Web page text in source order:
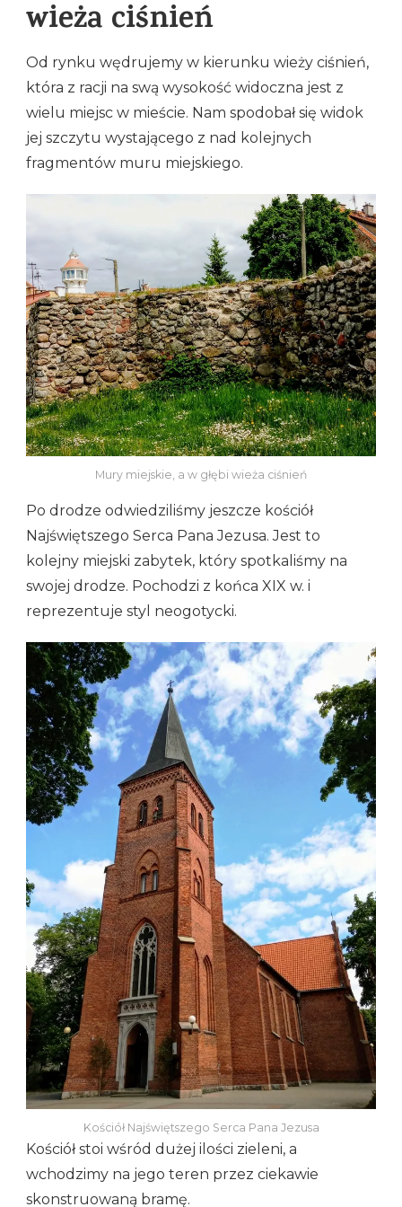
wieża ciśnień
Od rynku wędrujemy w kierunku wieży ciśnień,
która z racji na swą wysokość widoczna jest z
wielu miejsc w mieście. Nam spodobał się widok
jej szczytu wystającego z nad kolejnych
fragmentów muru miejskiego.
Mury miejskie, a w głębi wieża ciśnień
Po drodze odwiedziliśmy jeszcze kościół
Najświętszego Serca Pana Jezusa. Jest to
kolejny miejski zabytek, który spotkaliśmy na
swojej drodze. Pochodzi z końca XIX w. i
reprezentuje styl neogotycki.
Kościół Najświętszego Serca Pana Jezusa
Kościół stoi wśród dużej ilości zieleni, a
wchodzimy na jego teren przez ciekawie
skonstruowaną bramę.